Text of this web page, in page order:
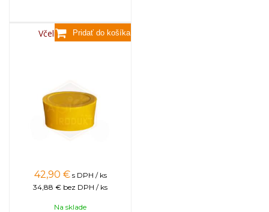
Včelí vosk, 3,5kg
42,90 € s DPH / ks
34,88 € bez DPH / ks
Na sklade